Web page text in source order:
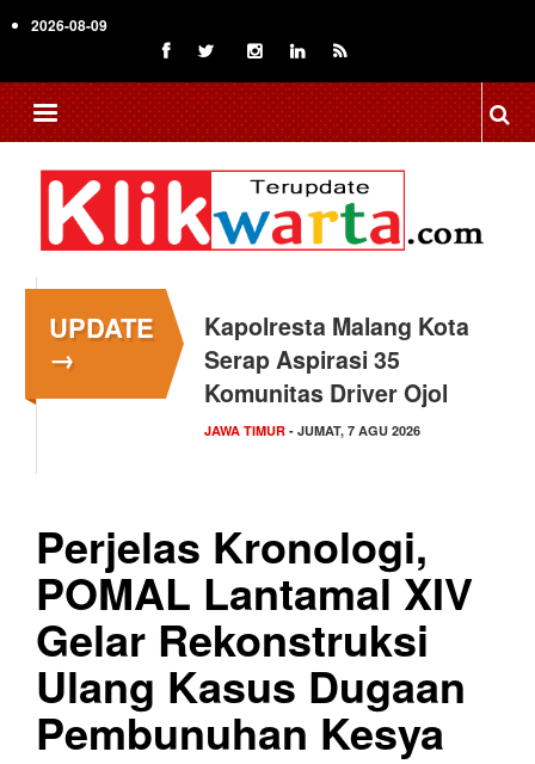
to
content
2026-08-09
UPDATE
→
Kapolresta Malang Kota
Serap Aspirasi 35
Komunitas Driver Ojol
JAWA TIMUR - JUMAT, 7 AGU 2026
Perjelas Kronologi,
POMAL Lantamal XIV
Gelar Rekonstruksi
Ulang Kasus Dugaan
Pembunuhan Kesya